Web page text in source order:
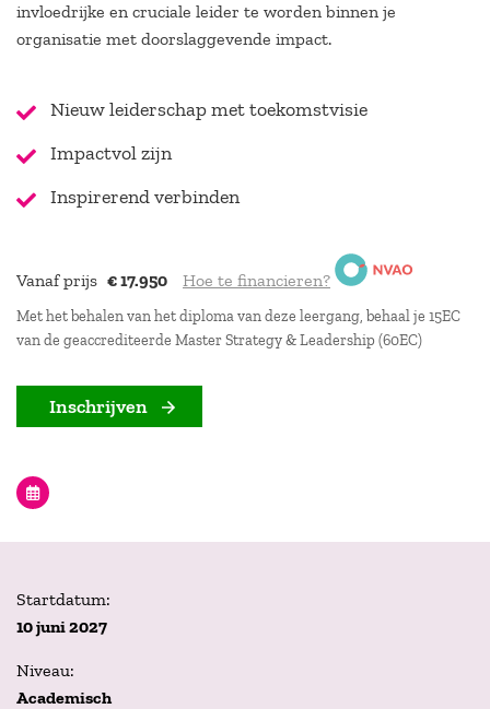
invloedrijke en cruciale leider te worden binnen je
organisatie met doorslaggevende impact.
Nieuw leiderschap met toekomstvisie
Impactvol zijn
Inspirerend verbinden
Vanaf prijs € 17.950 Hoe te financieren?
Met het behalen van het diploma van deze leergang, behaal je 15EC
van de geaccrediteerde Master Strategy & Leadership (60EC)
Inschrijven
Startdatum:
10 juni 2027
Niveau:
Academisch